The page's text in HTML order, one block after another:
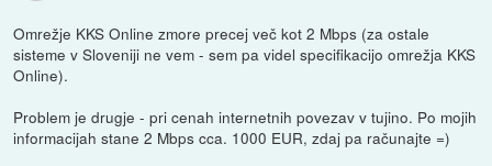
Omrežje KKS Online zmore precej več kot 2 Mbps (za ostale
sisteme v Sloveniji ne vem - sem pa videl specifikacijo omrežja KKS
Online).
Problem je drugje - pri cenah internetnih povezav v tujino. Po mojih
informacijah stane 2 Mbps cca. 1000 EUR, zdaj pa računajte =)